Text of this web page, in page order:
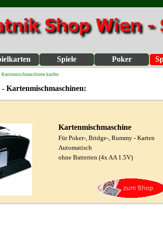
Spiele Poker
kaufen
Kartenmischmaschinen:
Kartenmischmaschine
Für Poker-, Bridge-, Rummy - Karten
Automatisch
ohne Batterien (4x AA 1.5V)